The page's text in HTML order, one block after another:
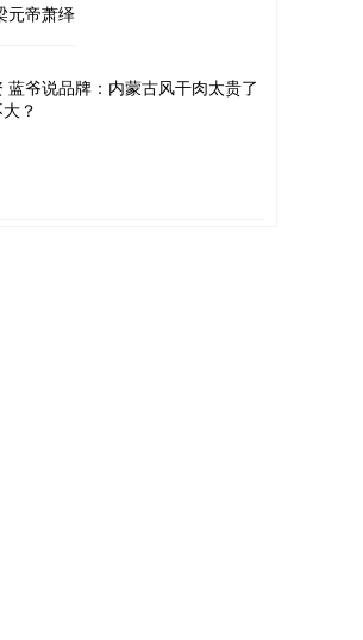
元帝萧绎
蓝爷说品牌：内蒙古风干肉太贵了
？